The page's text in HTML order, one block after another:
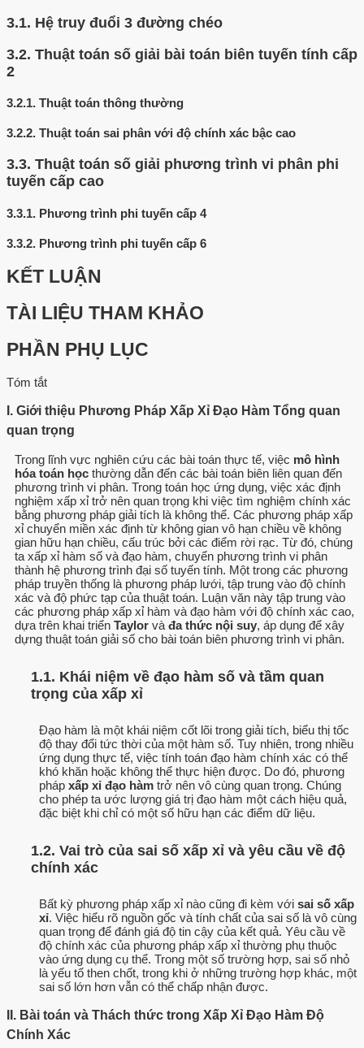
3.1. Hệ truy đuổi 3 đường chéo
3.2. Thuật toán số giải bài toán biên tuyến tính cấp
2
3.2.1. Thuật toán thông thường
3.2.2. Thuật toán sai phân với độ chính xác bậc cao
3.3. Thuật toán số giải phương trình vi phân phi
tuyến cấp cao
3.3.1. Phương trình phi tuyến cấp 4
3.3.2. Phương trình phi tuyến cấp 6
KẾT LUẬN
TÀI LIỆU THAM KHẢO
PHẦN PHỤ LỤC
Tóm tắt
I. Giới thiệu Phương Pháp Xấp Xỉ Đạo Hàm Tổng quan
quan trọng
Trong lĩnh vực nghiên cứu các bài toán thực tế, việc mô hình
hóa toán học thường dẫn đến các bài toán biên liên quan đến
phương trình vi phân. Trong toán học ứng dụng, việc xác định
nghiệm xấp xỉ trở nên quan trọng khi việc tìm nghiệm chính xác
bằng phương pháp giải tích là không thể. Các phương pháp xấp
xỉ chuyển miền xác định từ không gian vô hạn chiều về không
gian hữu hạn chiều, cấu trúc bởi các điểm rời rạc. Từ đó, chúng
ta xấp xỉ hàm số và đạo hàm, chuyển phương trình vi phân
thành hệ phương trình đại số tuyến tính. Một trong các phương
pháp truyền thống là phương pháp lưới, tập trung vào độ chính
xác và độ phức tạp của thuật toán. Luận văn này tập trung vào
các phương pháp xấp xỉ hàm và đạo hàm với độ chính xác cao,
dựa trên khai triển Taylor và đa thức nội suy, áp dụng để xây
dựng thuật toán giải số cho bài toán biên phương trình vi phân.
1.1. Khái niệm về đạo hàm số và tầm quan
trọng của xấp xỉ
Đạo hàm là một khái niệm cốt lõi trong giải tích, biểu thị tốc
độ thay đổi tức thời của một hàm số. Tuy nhiên, trong nhiều
ứng dụng thực tế, việc tính toán đạo hàm chính xác có thể
khó khăn hoặc không thể thực hiện được. Do đó, phương
pháp xấp xỉ đạo hàm trở nên vô cùng quan trọng. Chúng
cho phép ta ước lượng giá trị đạo hàm một cách hiệu quả,
đặc biệt khi chỉ có một số hữu hạn các điểm dữ liệu.
1.2. Vai trò của sai số xấp xỉ và yêu cầu về độ
chính xác
Bất kỳ phương pháp xấp xỉ nào cũng đi kèm với sai số xấp
xỉ. Việc hiểu rõ nguồn gốc và tính chất của sai số là vô cùng
quan trọng để đánh giá độ tin cậy của kết quả. Yêu cầu về
độ chính xác của phương pháp xấp xỉ thường phụ thuộc
vào ứng dụng cụ thể. Trong một số trường hợp, sai số nhỏ
là yếu tố then chốt, trong khi ở những trường hợp khác, một
sai số lớn hơn vẫn có thể chấp nhận được.
II. Bài toán và Thách thức trong Xấp Xỉ Đạo Hàm Độ
Chính Xác